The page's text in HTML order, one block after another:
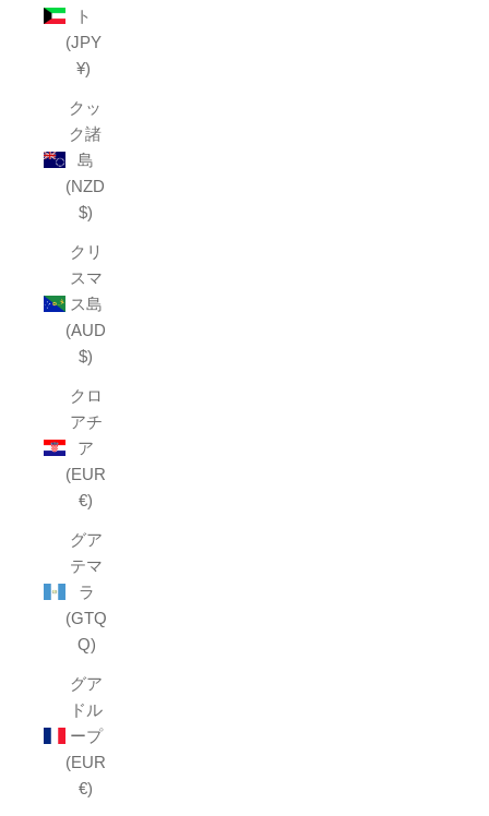
ト
(JPY
¥)
クッ
ク諸
島
(NZD
$)
クリ
スマ
ス島
(AUD
$)
クロ
アチ
ア
(EUR
€)
グア
テマ
ラ
(GTQ
Q)
グア
ドル
ープ
(EUR
€)